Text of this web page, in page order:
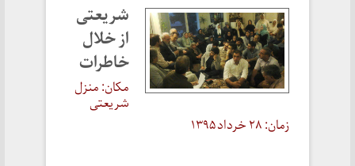
شریعتی
از خلال
خاطرات
مکان: منزل
شریعتی
زمان: ۲۸ خرداد ۱۳۹۵